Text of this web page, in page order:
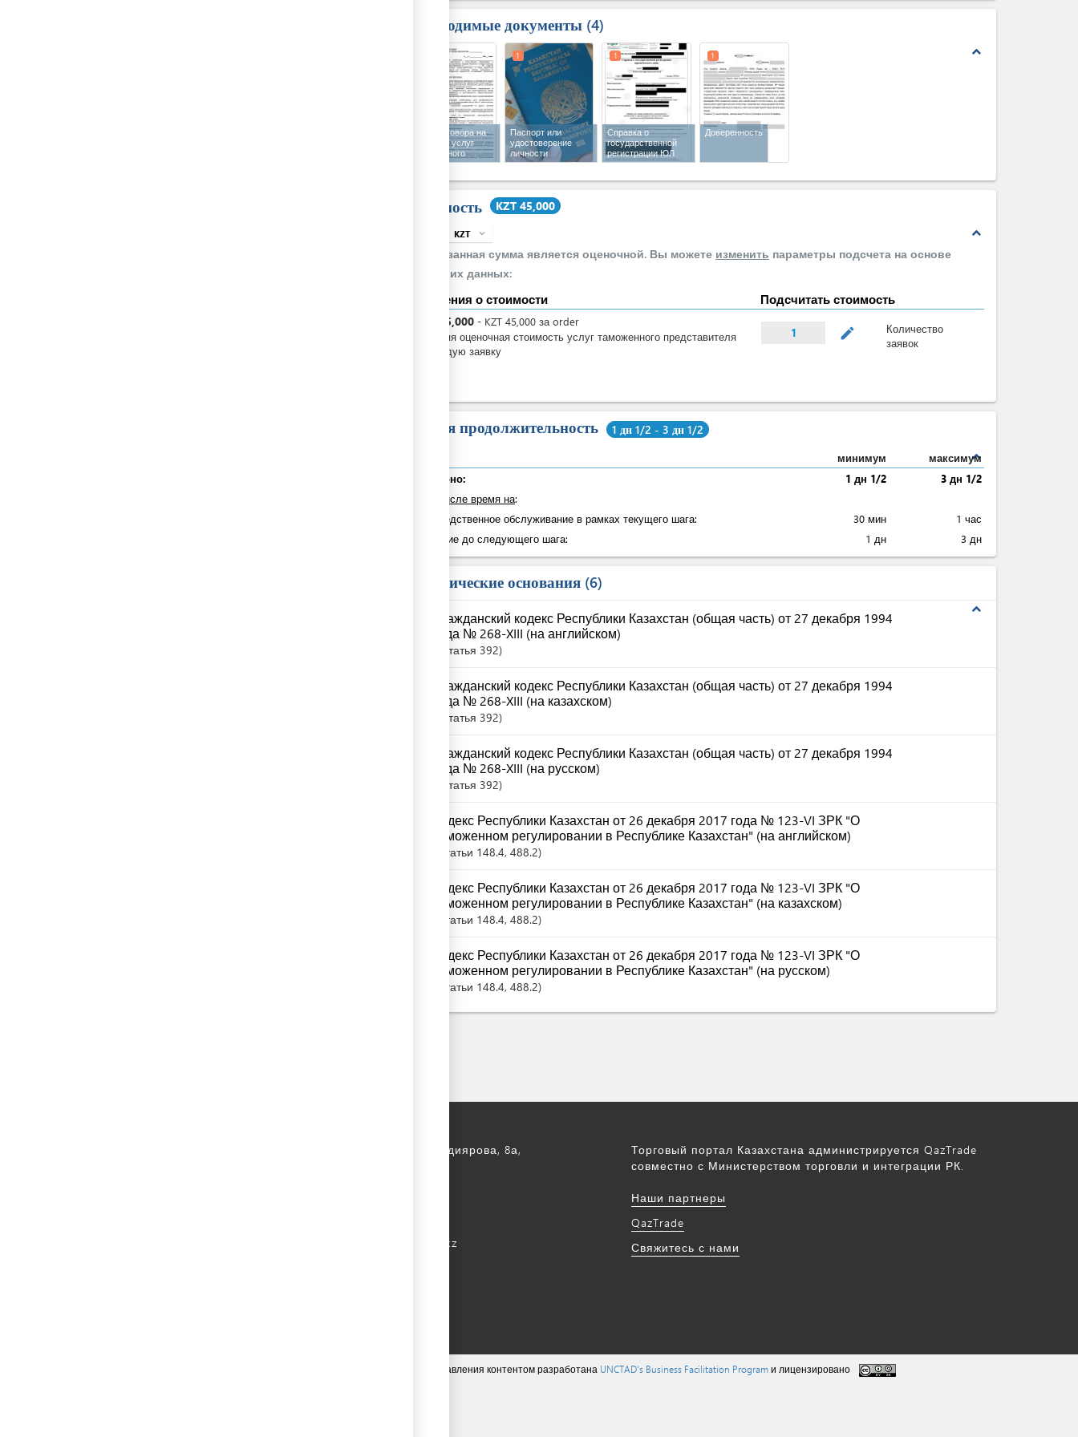
Необходимые документы 4
expand_less
Текст договора на
оказание услуг
таможенного
представителя
Паспорт или
удостоверение
личности
1
Справка о
государственной
регистрации ЮЛ
1
Доверенность
1
Стоимость KZT 45,000
expand_less
KZT expand_more
Указанная сумма является оценочной. Вы можете изменить параметры подсчета на основе
своих данных:
Сведения о стоимости Подсчитать стоимость
45,000 - KZT 45,000 за order
Средняя оценочная стоимость услуг таможенного представителя
за каждую заявку
1 mode_edit
Количество
заявок
Общая продолжительность 1 дн 1/2 - 3 дн 1/2
expand_less
минимум
максимум
Суммарно:
1 дн 1/2
3 дн 1/2
в том числе время на:
Непосредственное обслуживание в рамках текущего шага:
30 мин
1 час
Ожидание до следующего шага:
1 дн 3 дн
Юридические основания 6
expand_less
Гражданский кодекс Республики Казахстан (общая часть) от 27 декабря 1994
года № 268-XIII (на английском)
Статья 392
Гражданский кодекс Республики Казахстан (общая часть) от 27 декабря 1994
года № 268-XIII (на казахском)
Статья 392
Гражданский кодекс Республики Казахстан (общая часть) от 27 декабря 1994
года № 268-XIII (на русском)
Статья 392
Кодекс Республики Казахстан от 26 декабря 2017 года № 123-VI ЗРК "О
таможенном регулировании в Республике Казахстан" (на английском)
Статьи 148.4, 488.2
Кодекс Республики Казахстан от 26 декабря 2017 года № 123-VI ЗРК "О
таможенном регулировании в Республике Казахстан" (на казахском)
Статьи 148.4, 488.2
Кодекс Республики Казахстан от 26 декабря 2017 года № 123-VI ЗРК "О
таможенном регулировании в Республике Казахстан" (на русском)
Статьи 148.4, 488.2
г. Астана, ул. С. Асфендиярова, 8а,
kense@qaztrade.org.kz
Торговый портал Казахстана администрируется QazTrade
совместно с Министерством торговли и интеграции РК.
Наши партнеры
QazTrade
Свяжитесь с нами
Авторское право принадлежит eRegulations ©, система управления контентом разработана UNCTAD's Business Facilitation Programи лицензировано